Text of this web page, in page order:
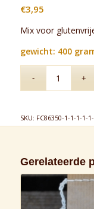
€3,95
Mix voor
gewicht: 400
SKU: FC86350-1-1-1-1-
Gerelateerde